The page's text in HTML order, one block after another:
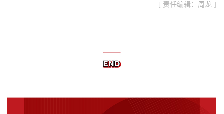
[ 责任编辑：周龙 ]